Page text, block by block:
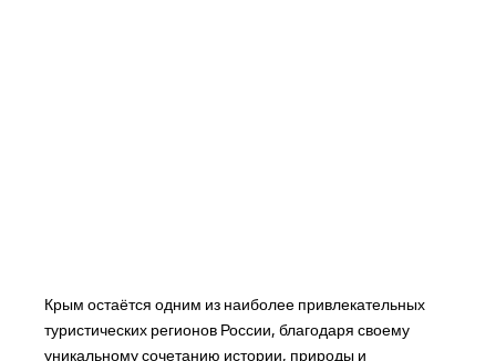
Крым остаётся одним из наиболее привлекательных
туристических регионов России, благодаря своему
уникальному сочетанию истории, природы и